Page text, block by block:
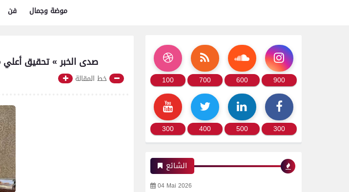
فن موضة وجمال
«صدى الخبر » تحقيق أعلي معدل للصادرات
خط المقالة 100 700 600 900
300 400 500 300
الشائع
04 Mai 2026